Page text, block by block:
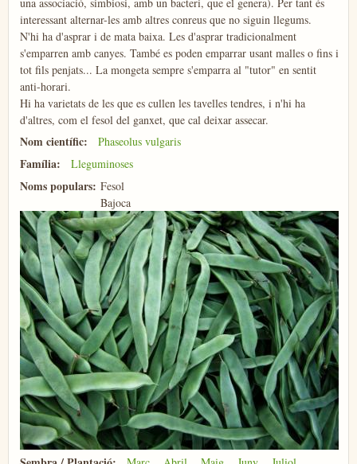
interessant alternar-les amb altres conreus que no siguin llegums.
N'hi ha d'asprar i de mata baixa. Les d'asprar tradicionalment
s'emparren amb canyes. També es poden emparrar usant malles o fins i
tot fils penjats... La mongeta sempre s'emparra al "tutor" en sentit
anti-horari.
Hi ha varietats de les que es cullen les tavelles tendres, i n'hi ha
d'altres, com el fesol del ganxet, que cal deixar assecar.
Nom científic: Phaseolus vulgaris
Família: Lleguminoses
Noms populars: Fesol
Bajoca